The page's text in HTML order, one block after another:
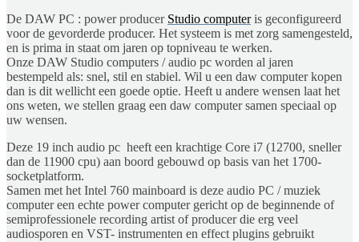
De DAW PC : power producer Studio computeris geconfigureerd
voor de gevorderde producer. Het systeem is met zorg samengesteld,
en is prima in staat om jaren op topniveau te werken.
Onze DAW Studio computers / audio pc worden al jaren
bestempeld als: snel, stil en stabiel. Wil u een daw computer kopen
dan is dit wellicht een goede optie. Heeft u andere wensen laat het
ons weten, we stellen graag een daw computer samen speciaal op
uw wensen.
Deze 19 inch audio pc heeft een krachtige Core i7 (12700, sneller
dan de 11900 cpu) aan boord gebouwd op basis van het 1700-
socketplatform.
Samen met het Intel 760 mainboard is deze audio PC / muziek
computer een echte power computer gericht op de beginnende of
semiprofessionele recording artist of producer die erg veel
audiosporen en VST- instrumenten en effect plugins gebruikt